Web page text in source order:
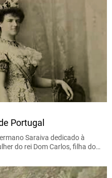
Portugal
Saraiva dedicado à
do rei Dom Carlos, filha do…